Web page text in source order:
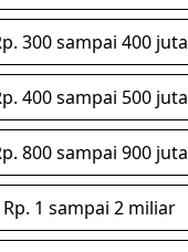
300 sampai 400 juta
400 sampai 500 juta
800 sampai 900 juta
Rp. 1 sampai 2 miliar